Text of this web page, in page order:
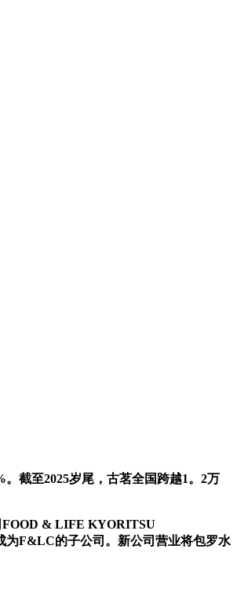
截至2025岁尾，古茗全国跨越1。2万
& LIFE KYORITSU
为F&LC的子公司。新公司营业将包罗水